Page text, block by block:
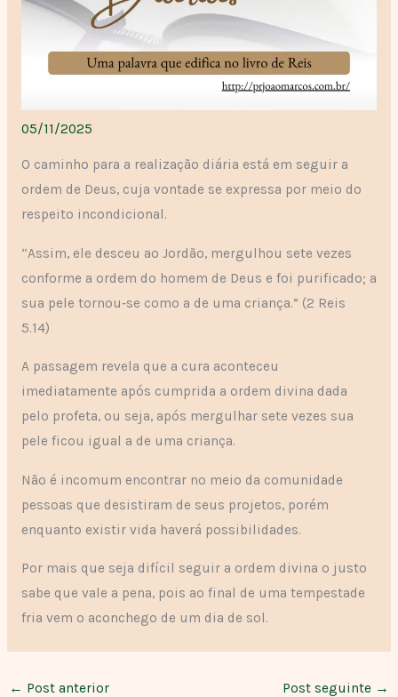
05/11/2025
O caminho para a realização diária está em seguir a
ordem de Deus, cuja vontade se expressa por meio do
respeito incondicional.
“Assim, ele desceu ao Jordão, mergulhou sete vezes
conforme a ordem do homem de Deus e foi purificado; a
sua pele tornou‑se como a de uma criança.” (2 Reis
5.14)
A passagem revela que a cura aconteceu
imediatamente após cumprida a ordem divina dada
pelo profeta, ou seja, após mergulhar sete vezes sua
pele ficou igual a de uma criança.
Não é incomum encontrar no meio da comunidade
pessoas que desistiram de seus projetos, porém
enquanto existir vida haverá possibilidades.
Por mais que seja difícil seguir a ordem divina o justo
sabe que vale a pena, pois ao final de uma tempestade
fria vem o aconchego de um dia de sol.
← Post anterior Post seguinte →